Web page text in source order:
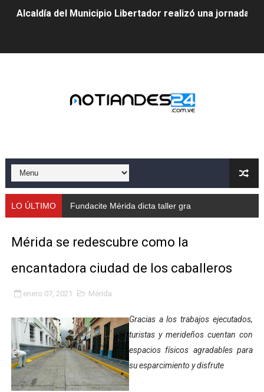
Alcaldía del Municipio Libertador realizó una jornada
Impulsan plan estratégico de seguridad ciudadana
Niños de Estudiantes de Mérida sembraron 110
Corposalud y Secretaría Social fortalecen la atención
Campo Elías avanza con plan de asfaltado
Encuentro estadal fortalece la coordinación de
Gobernador Arnaldo Sánchez apadrina a más de 993
LO ÚLTIMO Fundacite Mérida dicta taller gratuito de electróni
Mérida se redescubre como la
encantadora ciudad de los caballeros
enero 07, 2021 Mérida
Gracias a los trabajos ejecutados,
turistas y merideños cuentan con
espacios físicos agradables para
su esparcimiento y disfrute